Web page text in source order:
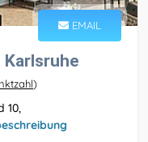
EMAIL
Karlsruhe
)
10,